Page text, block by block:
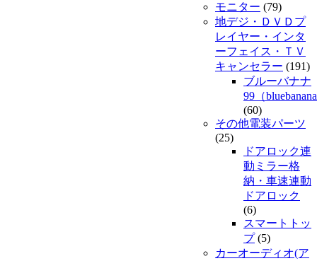
モニター (79)
地デジ・ＤＶＤプ
レイヤー・インタ
ーフェイス・ＴＶ
キャンセラー (191)
ブルーバナナ
99（
(60)
その他電装パーツ
(25)
ドアロック連
動ミラー格
納・車速連動
ドアロック
(6)
スマートトッ
プ(5)
カーオーディオ(ア